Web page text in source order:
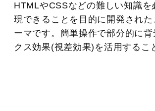
HTMLやCSSなどの難しい知識
現できることを目的に開発され
ーマです。簡単操作で部分的に
クス効果(視差効果)を活用するこ